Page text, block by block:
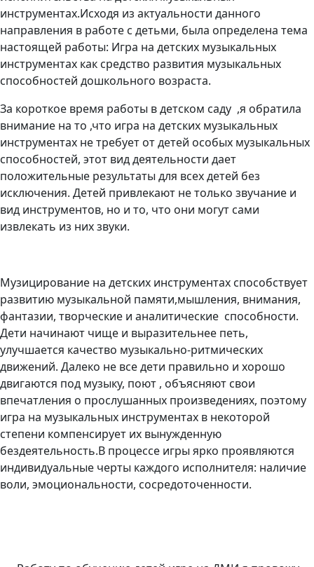
инструментах.Исходя из актуальности данного
направления в работе с детьми, была определена тема
настоящей работы: Игра на детских музыкальных
инструментах как средство развития музыкальных
способностей дошкольного возраста.
За короткое время работы в детском саду ,я обратила
внимание на то ,что игра на детских музыкальных
инструментах не требует от детей особых музыкальных
способностей, этот вид деятельности дает
положительные результаты для всех детей без
исключения. Детей привлекают не только звучание и
вид инструментов, но и то, что они могут сами
извлекать из них звуки.
Музицирование на детских инструментах способствует
развитию музыкальной памяти,мышления, внимания,
фантазии, творческие и аналитические способности.
Дети начинают чище и выразительнее петь,
улучшается качество музыкально-ритмических
движений. Далеко не все дети правильно и хорошо
двигаются под музыку, поют , объясняют свои
впечатления о прослушанных произведениях, поэтому
игра на музыкальных инструментах в некоторой
степени компенсирует их вынужденную
бездеятельность.В процессе игры ярко проявляются
индивидуальные черты каждого исполнителя: наличие
воли, эмоциональности, сосредоточенности.